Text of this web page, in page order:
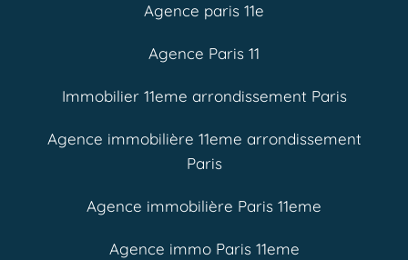
Agence paris 11e
Agence Paris 11
Immobilier 11eme arrondissement Paris
Agence immobilière 11eme arrondissement
Paris
Agence immobilière Paris 11eme
Agence immo Paris 11eme